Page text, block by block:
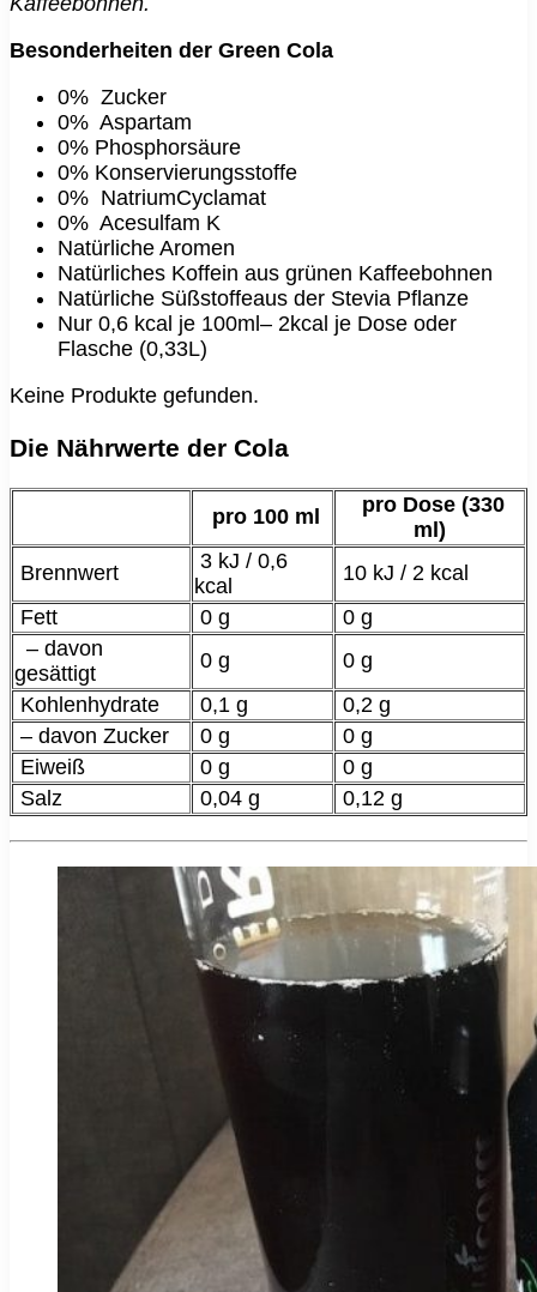
Besonderheiten der Green Cola
0% Zucker
0% Aspartam
0% Phosphorsäure
0% Konservierungsstoffe
0% NatriumCyclamat
0% Acesulfam K
Natürliche Aromen
Natürliches Koffein aus grünen Kaffeebohnen
Natürliche Süßstoffeaus der Stevia Pflanze
Nur 0,6 kcal je 100ml– 2kcal je Dose oder
Flasche (0,33L)
Keine Produkte gefunden.
Die Nährwerte der Cola
pro 100 ml
pro Dose (330
ml)
Brennwert
3 kJ / 0,6
kcal
10 kJ / 2 kcal
Fett
0 g
0 g
– davon
gesättigt
0 g
0 g
Kohlenhydrate
0,1 g
0,2 g
– davon Zucker
0 g
0 g
Eiweiß
0 g
0 g
Salz
0,04 g 0,12 g